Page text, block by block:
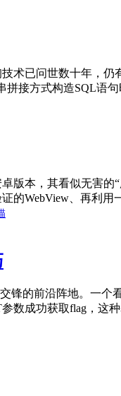
术已问世数十年，
接方式构造SQL语
版本，其看似无害
WebView、再利
锋的前沿阵地。一
数成功获取flag，这